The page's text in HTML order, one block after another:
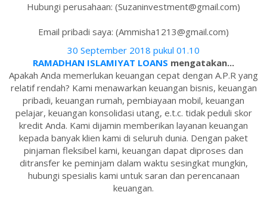
Hubungi perusahaan: (Suzaninvestment@gmail.com)
Email pribadi saya: (Ammisha1213@gmail.com)
30 September 2018 pukul 01.10
RAMADHAN ISLAMIYAT LOANS mengatakan...
Apakah Anda memerlukan keuangan cepat dengan A.P.R yang
relatif rendah? Kami menawarkan keuangan bisnis, keuangan
pribadi, keuangan rumah, pembiayaan mobil, keuangan
pelajar, keuangan konsolidasi utang, e.t.c. tidak peduli skor
kredit Anda. Kami dijamin memberikan layanan keuangan
kepada banyak klien kami di seluruh dunia. Dengan paket
pinjaman fleksibel kami, keuangan dapat diproses dan
ditransfer ke peminjam dalam waktu sesingkat mungkin,
hubungi spesialis kami untuk saran dan perencanaan
keuangan.